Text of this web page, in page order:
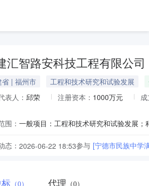
汇智路安科技工程有限公司
省 | 福州市 工程和技术研究和试验发展
表人： 邱荣 注册资本： 1000万元
围：
态： 2026-06-22 18:53参与 [宁德市民族中学
标 （0） 代理 （0）